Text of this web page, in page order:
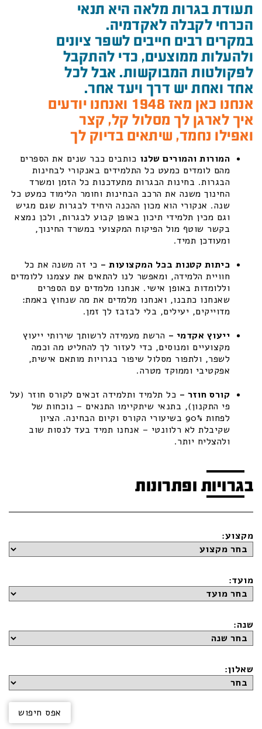
תעודת בגרות מלאה היא תנאי
הכרחי לקבלה לאקדמיה.
במקרים רבים חייבים לשפר ציונים
ולהעלות ממוצעים, כדי להתקבל
לפקולטות המבוקשות. אבל לכל
אחד ואחת יש דרך ויעד אחר.
אנחנו כאן מאז 1948 ואנחנו יודעים
איך לארגן לך מסלול קל, קצר
ואפילו נחמד, שיתאים בדיוק לך
המורות והמורים שלנו כותבים כבר שנים את הספרים
מהם לומדים כמעט כל התלמידים באנקורי לבחינות
הבגרות. בחינות הבגרות מתעדכנות כל הזמן ומשרד
החינוך משנה את הרכב הבחינות וחומר הלימוד כמעט כל
שנה. אנקורי הוא מכון ההכנה היחיד לבגרות שגם מגיש
וגם מכין תלמידי תיכון באופן קבוע לבגרות, ולכן נמצא
בקשר שוטף מול הפיקוח המקצועי במשרד החינוך,
ומעודכן תמיד.
כיתות קטנות בכל המקצועות – כי זה משנה את כל
חוויית הלמידה, ומאפשר לנו להתאים את עצמנו ללומדים
וללומדות באופן אישי. אנחנו מלמדים עם הספרים
שאנחנו כתבנו, ואנחנו מלמדים את מה שנחוץ באמת:
מדוייקים, יעילים, בלי לבזבז לך זמן.
ייעוץ אקדמי – הרשת מעמידה לרשותך שירותי ייעוץ
מקצועיים ומנוסים, כדי לעזור לך להחליט מה וכמה
לשפר, ולתפור מסלול שיפור בגרויות מותאם אישית,
אפקטיבי וממוקד מטרה.
קורס חוזר – כל תלמיד ותלמידה זכאים לקורס חוזר (על
פי התקנון), בתנאי שיתקיימו התנאים – נוכחות של
לפחות 90% בשיעורי הקורס וקיום הבחינה. הציון
שקיבלת לא רלוונטי – אנחנו תמיד בעד לנסות שוב
ולהצליח יותר.
בגרויות ופתרונות
מקצוע:
מועד:
שנה:
שאלון: